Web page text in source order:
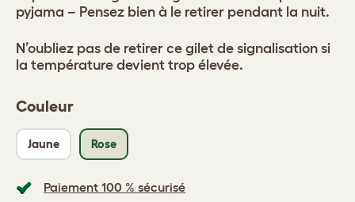
Couleur
Jaune Rose
Paiement 100 % sécurisé
pyjama – Pensez bien à le retirer pendant la nuit.
N’oubliez pas de retirer ce gilet de signalisation si
la température devient trop élevée.